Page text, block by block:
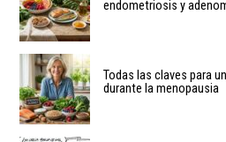
endometriosis y
Todas las claves para
durante la menopausia